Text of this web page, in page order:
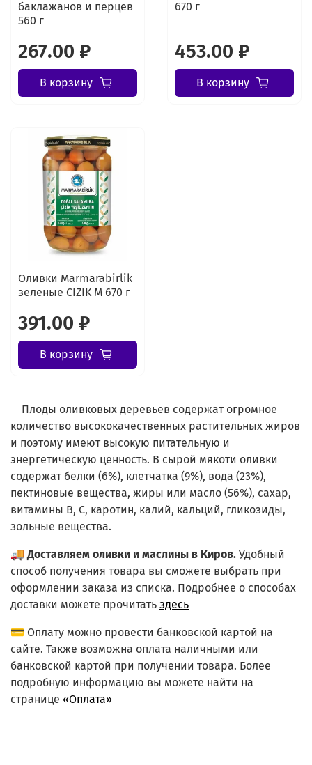
баклажанов и перцев
560 г
267.00 ₽
В корзину
670 г
453.00 ₽
В корзину
Оливки Marmarabirlik
зеленые CIZIK M 670 г
391.00 ₽
В корзину
Плоды оливковых деревьев содержат огромное
количество высококачественных растительных жиров
и поэтому имеют высокую питательную и
энергетическую ценность. В сырой мякоти оливки
содержат белки (6%), клетчатка (9%), вода (23%),
пектиновые вещества, жиры или масло (56%), сахар,
витамины В, С, каротин, калий, кальций, гликозиды,
зольные вещества.
🚚Доставляем оливки и маслины в Киров. Удобный
способ получения товара вы сможете выбрать при
оформлении заказа из списка. Подробнее о способах
доставки можете прочитать здесь
💳 Оплату можно провести банковской картой на
сайте. Также возможна оплата наличными или
банковской картой при получении товара. Более
подробную информацию вы можете найти на
странице «Оплата»